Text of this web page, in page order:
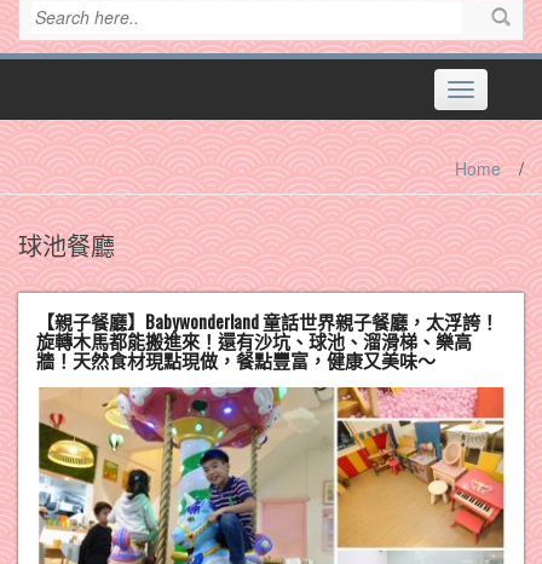
Toggle
navigation
Home /
球池餐廳
【親子餐廳】Babywonderland 童話世界親子餐廳，太浮誇！
旋轉木馬都能搬進來！還有沙坑、球池、溜滑梯、樂高
牆！天然食材現點現做，餐點豐富，健康又美味～